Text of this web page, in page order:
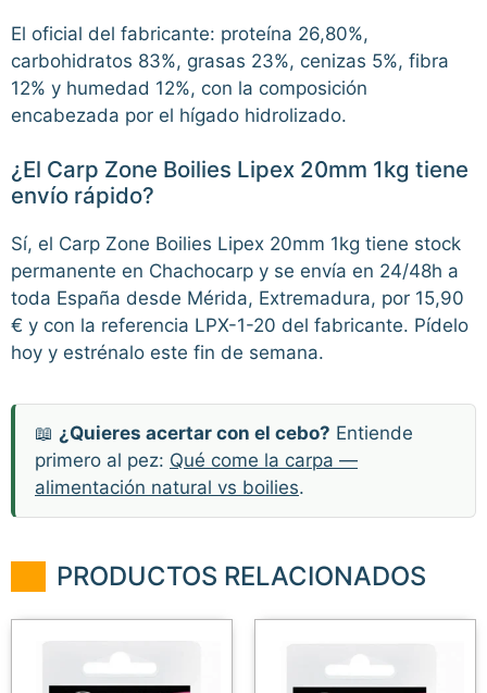
El oficial del fabricante: proteína 26,80%,
carbohidratos 83%, grasas 23%, cenizas 5%, fibra
12% y humedad 12%, con la composición
encabezada por el hígado hidrolizado.
¿El Carp Zone Boilies Lipex 20mm 1kg tiene
envío rápido?
Sí, el Carp Zone Boilies Lipex 20mm 1kg tiene stock
permanente en Chachocarp y se envía en 24/48h a
toda España desde Mérida, Extremadura, por 15,90
€ y con la referencia LPX-1-20 del fabricante. Pídelo
hoy y estrénalo este fin de semana.
📖 ¿Quieres acertar con el cebo? Entiende
primero al pez: Qué come la carpa —
alimentación natural vs boilies.
PRODUCTOS RELACIONADOS